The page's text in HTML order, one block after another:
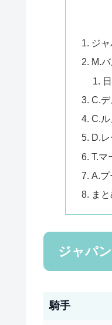
ジ
M.
C.デ
C.
D.
T.マ
A.プ
ま
ジャパ
騎手